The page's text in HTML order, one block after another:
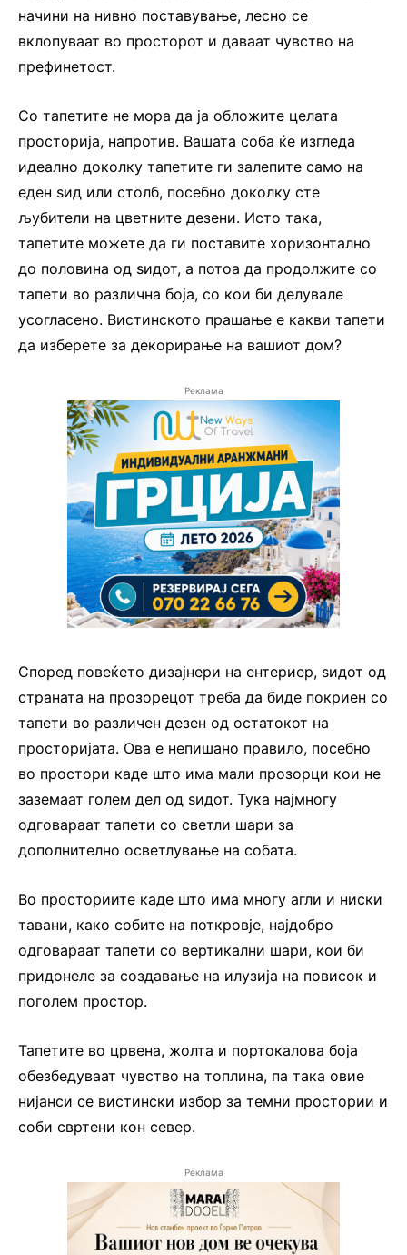
начини на нивно поставување, лесно се
вклопуваат во просторот и даваат чувство на
префинетост.
Со тапетите не мора да ја обложите целата
просторија, напротив. Вашата соба ќе изгледа
идеално доколку тапетите ги залепите само на
еден ѕид или столб, посебно доколку сте
љубители на цветните дезени. Исто така,
тапетите можете да ги поставите хоризонтално
до половина од ѕидот, а потоа да продолжите со
тапети во различна боја, со кои би делувале
усогласено. Вистинското прашање е какви тапети
да изберете за декорирање на вашиот дом?
Реклама
Според повеќето дизајнери на ентериер, ѕидот од
страната на прозорецот треба да биде покриен со
тапети во различен дезен од остатокот на
просторијата. Ова е непишано правило, посебно
во простори каде што има мали прозорци кои не
заземаат голем дел од ѕидот. Тука најмногу
одговараат тапети со светли шари за
дополнително осветлување на собата.
Во просториите каде што има многу агли и ниски
тавани, како собите на поткровје, најдобро
одговараат тапети со вертикални шари, кои би
придонеле за создавање на илузија на повисок и
поголем простор.
Тапетите во црвена, жолта и портокалова боја
обезбедуваат чувство на топлина, па така овие
нијанси се вистински избор за темни простории и
соби свртени кон север.
Реклама